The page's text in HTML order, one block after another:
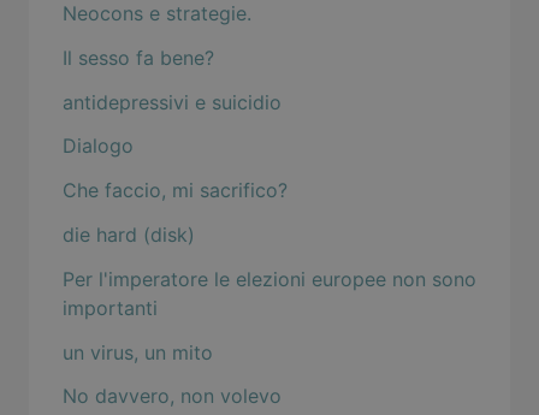
Neocons e strategie.
Il sesso fa bene?
antidepressivi e suicidio
Dialogo
Che faccio, mi sacrifico?
die hard (disk)
Per l'imperatore le elezioni europee non sono
importanti
un virus, un mito
No davvero, non volevo